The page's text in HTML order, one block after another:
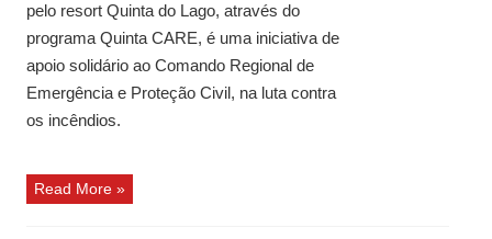
pelo resort Quinta do Lago, através do
programa Quinta CARE, é uma iniciativa de
apoio solidário ao Comando Regional de
Emergência e Proteção Civil, na luta contra
os incêndios.
Read More »